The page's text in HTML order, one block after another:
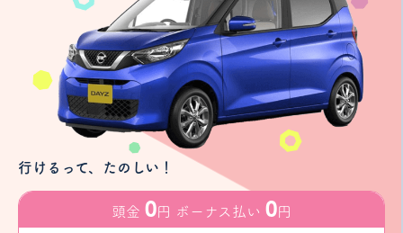
行けるって、たのしい！
頭金 0円 ボーナス払い 0円